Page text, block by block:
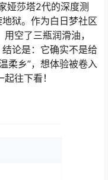
娅莎塔2代的深度测
狱。作为白日梦社区
空了三瓶润滑油，
论是：它确实不是给
柔乡”，想体验被卷入
往下看！